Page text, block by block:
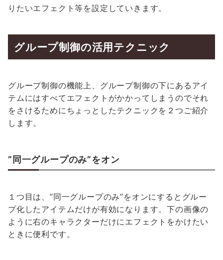
りたいエフェクト等を設定していきます。
グループ制御の活用テクニック
グループ制御の機能上、グループ制御の下にあるアイ
テムにはすべてエフェクトがかかってしまうのでそれ
をさけるためにちょっとしたテクニックを２つご紹介
します。
”同一グループのみ”をオン
１つ目は、”同一グループのみ”をオンにするとグルー
プ化したアイテムだけが有効になります。下の画像の
ように右のキャラクターだけにエフェクトをかけたい
ときに便利です。